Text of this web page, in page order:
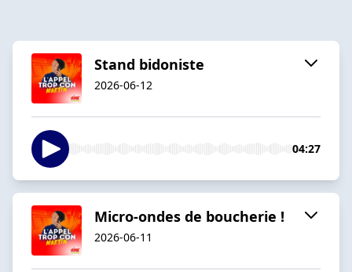
Stand bidoniste
2026-06-12
04:27
Micro-ondes de boucherie !
2026-06-11